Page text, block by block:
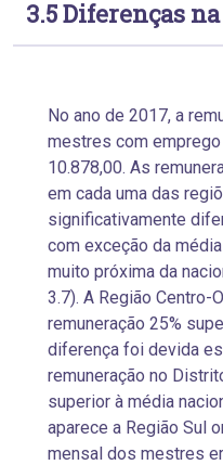
3.5 Diferenças
No ano de 2017, a
mestres com
10.878,00. As
em cada uma das
significativamente
com exceção da
muito próxima da
3.7). A Região Centro-
remuneração 25%
diferença foi devida
remuneração no
superior à média
aparece a Região Sul
mensal dos mestres